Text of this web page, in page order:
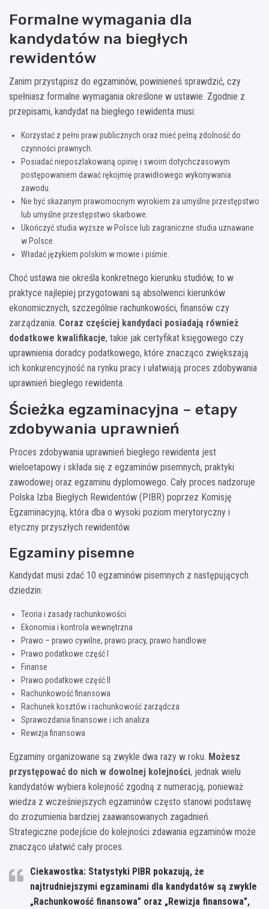
Formalne wymagania dla
kandydatów na biegłych
rewidentów
Zanim przystąpisz do egzaminów, powinieneś sprawdzić, czy
spełniasz formalne wymagania określone w ustawie. Zgodnie z
przepisami, kandydat na biegłego rewidenta musi:
Korzystać z pełni praw publicznych oraz mieć pełną zdolność do
czynności prawnych.
Posiadać nieposzlakowaną opinię i swoim dotychczasowym
postępowaniem dawać rękojmię prawidłowego wykonywania
zawodu.
Nie być skazanym prawomocnym wyrokiem za umyślne przestępstwo
lub umyślne przestępstwo skarbowe.
Ukończyć studia wyższe w Polsce lub zagraniczne studia uznawane
w Polsce.
Władać językiem polskim w mowie i piśmie.
Choć ustawa nie określa konkretnego kierunku studiów, to w
praktyce najlepiej przygotowani są absolwenci kierunków
ekonomicznych, szczególnie rachunkowości, finansów czy
zarządzania. Coraz częściej kandydaci posiadają również
dodatkowe kwalifikacje, takie jak certyfikat księgowego czy
uprawnienia doradcy podatkowego, które znacząco zwiększają
ich konkurencyjność na rynku pracy i ułatwiają proces zdobywania
uprawnień biegłego rewidenta.
Ścieżka egzaminacyjna – etapy
zdobywania uprawnień
Proces zdobywania uprawnień biegłego rewidenta jest
wieloetapowy i składa się z egzaminów pisemnych, praktyki
zawodowej oraz egzaminu dyplomowego. Cały proces nadzoruje
Polska Izba Biegłych Rewidentów (PIBR) poprzez Komisję
Egzaminacyjną, która dba o wysoki poziom merytoryczny i
etyczny przyszłych rewidentów.
Egzaminy pisemne
Kandydat musi zdać 10 egzaminów pisemnych z następujących
dziedzin:
Teoria i zasady rachunkowości
Ekonomia i kontrola wewnętrzna
Prawo – prawo cywilne, prawo pracy, prawo handlowe
Prawo podatkowe część I
Finanse
Prawo podatkowe część II
Rachunkowość finansowa
Rachunek kosztów i rachunkowość zarządcza
Sprawozdania finansowe i ich analiza
Rewizja finansowa
Egzaminy organizowane są zwykle dwa razy w roku. Możesz
przystępować do nich w dowolnej kolejności, jednak wielu
kandydatów wybiera kolejność zgodną z numeracją, ponieważ
wiedza z wcześniejszych egzaminów często stanowi podstawę
do zrozumienia bardziej zaawansowanych zagadnień.
Strategiczne podejście do kolejności zdawania egzaminów może
znacząco ułatwić cały proces.
Ciekawostka: Statystyki PIBR pokazują, że
najtrudniejszymi egzaminami dla kandydatów są zwykle
„Rachunkowość finansowa” oraz „Rewizja finansowa”,